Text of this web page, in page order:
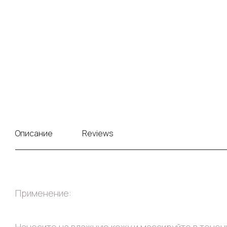
Описание Reviews
Применение: